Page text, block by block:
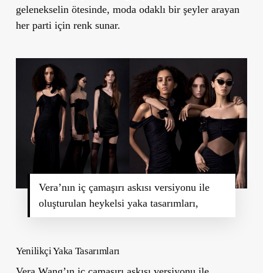
gelenekselin ötesinde, moda odaklı bir şeyler arayan
her parti için renk sunar.
Vera’nın iç çamaşırı askısı versiyonu ile
oluşturulan heykelsi yaka tasarımları,
Yenilikçi Yaka Tasarımları